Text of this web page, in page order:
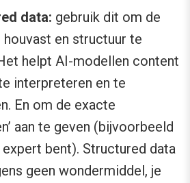
data: gebruik dit om de
houvast en structuur te
helpt AI-modellen content
interpreteren en te
En om de exacte
aan te geven (bijvoorbeeld
bent). Structured data
geen wondermiddel, je